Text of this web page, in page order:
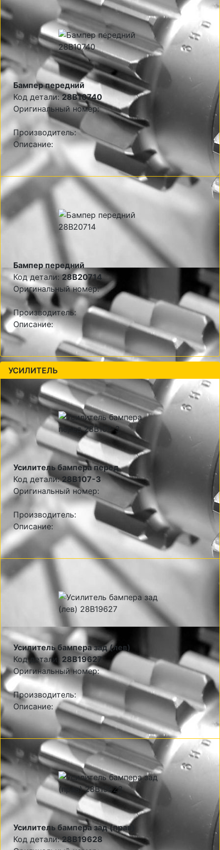
Бампер передний
Код детали:28B10740
Оригинальный номер:
Производитель:
Описание:
Бампер передний
Код детали:28B20714
Оригинальный номер:
Производитель:
Описание:
УСИЛИТЕЛЬ
Усилитель бампера перед
Код детали:28B107-3
Оригинальный номер:
Производитель:
Описание:
Усилитель бампера зад (лев)
Код детали: 28B19627
Оригинальный номер:
Производитель:
Описание:
Усилитель бампера зад (прав)
Код детали:28B19628